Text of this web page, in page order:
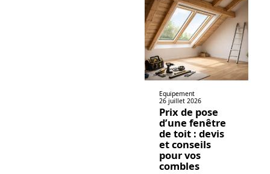
Equipement
26 juillet 2026
Prix de pose
d’une fenêtre
de toit : devis
et conseils
pour vos
combles